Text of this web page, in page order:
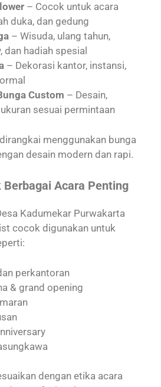
– Cocok untuk acara
duka, dan gedung
– Wisuda, ulang tahun,
dan hadiah spesial
– Dekorasi kantor, instansi,
Custom – Desain,
sesuai permintaan
menggunakan bunga
desain modern dan rapi.
Berbagai Acara Penting
Kadumekar Purwakarta
cocok digunakan untuk
perkantoran
& grand opening
dengan etika acara